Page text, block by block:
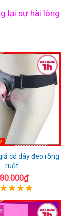
lại sự hài lòng
có dây đeo rỗng
ruột